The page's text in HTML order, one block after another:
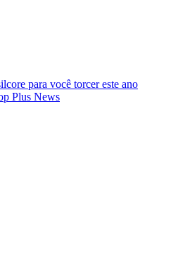
para você torcer este ano
Plus News